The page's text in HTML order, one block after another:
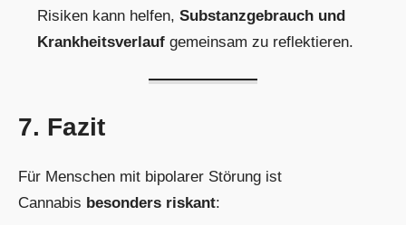
Risiken kann helfen,Substanzgebrauch und
Krankheitsverlauf gemeinsam zu reflektieren.
7. Fazit
Für Menschen mit bipolarer Störung ist
Cannabis besonders riskant: